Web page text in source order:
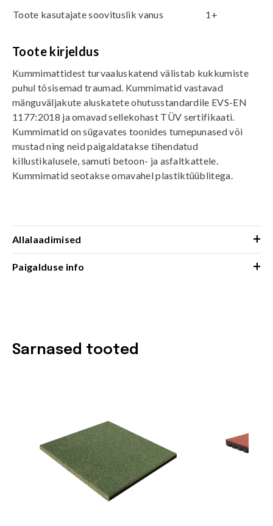
Toote kasutajate soovituslik vanus
1+
Toote kirjeldus
Kummimattidest turvaaluskatend välistab kukkumiste
puhul tõsisemad traumad. Kummimatid vastavad
mänguväljakute aluskatete ohutusstandardile EVS-EN
1177:2018 ja omavad sellekohast TÜV sertifikaati.
Kummimatid on sügavates toonides tumepunased või
mustad ning neid paigaldatakse tihendatud
killustikalusele, samuti betoon- ja asfaltkattele.
Kummimatid seotakse omavahel plastiktüüblitega.
Allalaadimised +
Paigalduse info +
Sarnased tooted